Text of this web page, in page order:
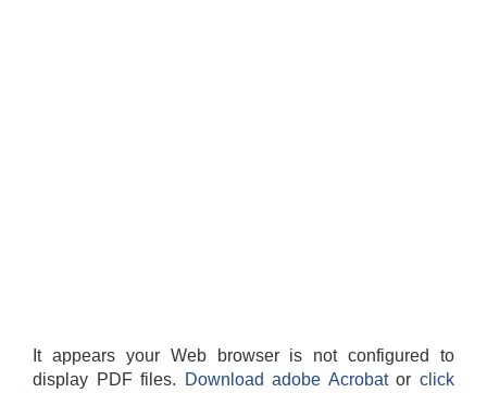
It appears your Web browser is not configured to
display PDF files.
Download adobe Acrobatorclick